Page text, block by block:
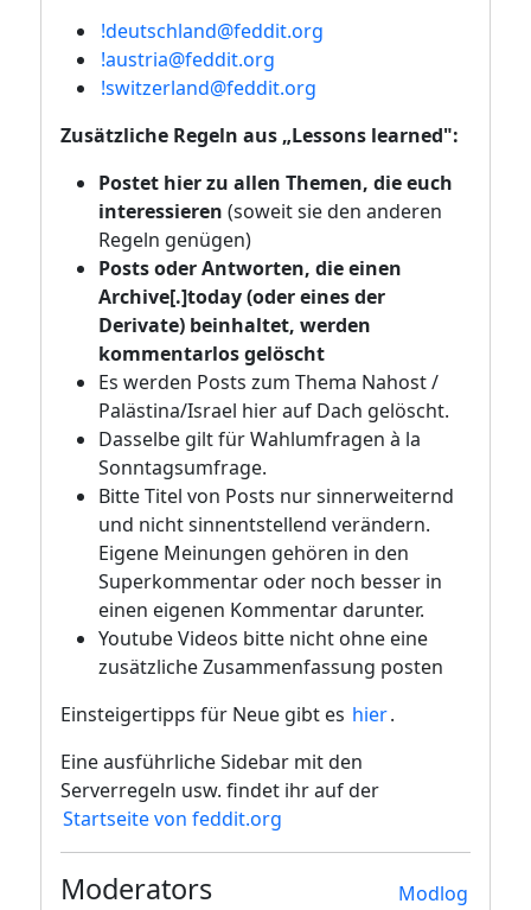
!deutschland@feddit.org
!austria@feddit.org
!switzerland@feddit.org
Zusätzliche Regeln aus „Lessons learned":
Postet hier zu allen Themen, die euch
interessieren (soweit sie den anderen
Regeln genügen)
Posts oder Antworten, die einen
Archive[.]today (oder eines der
Derivate) beinhaltet, werden
kommentarlos gelöscht
Es werden Posts zum Thema Nahost /
Palästina/Israel hier auf Dach gelöscht.
Dasselbe gilt für Wahlumfragen à la
Sonntagsumfrage.
Bitte Titel von Posts nur sinnerweiternd
und nicht sinnentstellend verändern.
Eigene Meinungen gehören in den
Superkommentar oder noch besser in
einen eigenen Kommentar darunter.
Youtube Videos bitte nicht ohne eine
zusätzliche Zusammenfassung posten
Einsteigertipps für Neue gibt es hier.
Eine ausführliche Sidebar mit den
Serverregeln usw. findet ihr auf der
Startseite von feddit.org
Modlog
Moderators